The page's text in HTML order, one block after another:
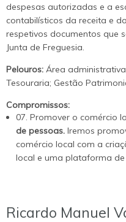
despesas autorizadas e a
contabilísticos da receita e
respetivos documentos que
Junta de Freguesia.
Pelouros: Área
Tesouraria; Gestão
Compromissos:
07. Promover o comércio
de pessoas.Iremos
comércio local com a
local e uma plataforma de
Ricardo Manuel